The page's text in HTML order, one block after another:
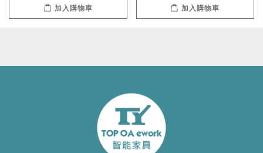
加入購物車 加入購物車